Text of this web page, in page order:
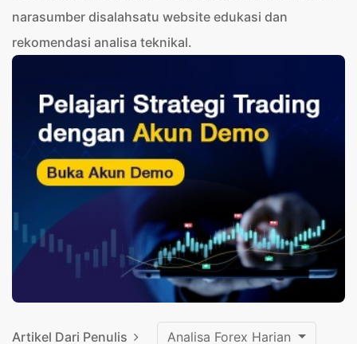
narasumber disalahsatu website edukasi dan
rekomendasi analisa teknikal.
Artikel Dari Penulis Analisa Forex Harian